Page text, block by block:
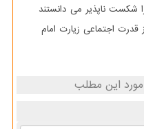
شکست ناپذیر می دانستند
قدرت اجتماعی زیارت امام
مورد این مطلب